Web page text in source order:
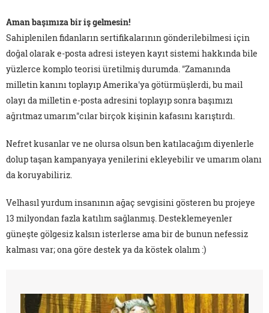
Aman başımıza bir iş gelmesin!
Sahiplenilen fidanların sertifikalarının gönderilebilmesi için
doğal olarak e-posta adresi isteyen kayıt sistemi hakkında bile
yüzlerce komplo teorisi üretilmiş durumda. "Zamanında
milletin kanını toplayıp Amerika'ya götürmüşlerdi, bu mail
olayı da milletin e-posta adresini toplayıp sonra başımızı
ağrıtmaz umarım"cılar birçok kişinin kafasını karıştırdı.
Nefret kusanlar ve ne olursa olsun ben katılacağım diyenlerle
dolup taşan kampanyaya yenilerini ekleyebilir ve umarım olanı
da koruyabiliriz.
Velhasıl yurdum insanının ağaç sevgisini gösteren bu projeye
13 milyondan fazla katılım sağlanmış. Desteklemeyenler
güneşte gölgesiz kalsın isterlerse ama bir de bunun nefessiz
kalması var; ona göre destek ya da köstek olalım :)